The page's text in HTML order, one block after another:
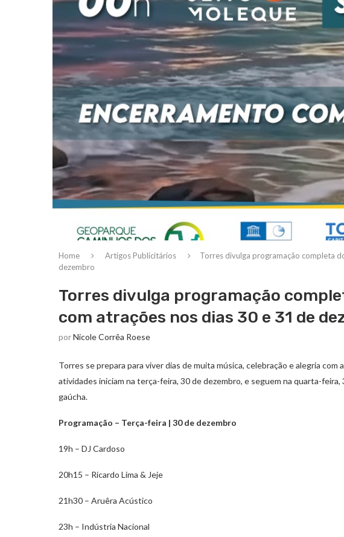
Home Artigos Publicitários
Torres divulga programação completa
dezembro
Torres divulga programação
com atrações nos dias 30 e 31 de
porNicole Corrêa Roese
Torres se prepara para viver dias de muita música, celebração e alegria com
atividades iniciam na terça-feira, 30 de dezembro, e seguem na quarta-feira,
gaúcha.
Programação – Terça-feira | 30 de dezembro
19h – DJ Cardoso
20h15 – Ricardo Lima & Jeje
21h30 – Aruêra Acústico
23h – Indústria Nacional